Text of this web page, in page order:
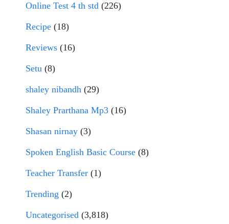
Online Test 4 th std (226)
Recipe (18)
Reviews (16)
Setu (8)
shaley nibandh (29)
Shaley Prarthana Mp3 (16)
Shasan nirnay (3)
Spoken English Basic Course (8)
Teacher Transfer (1)
Trending (2)
Uncategorised (3,818)